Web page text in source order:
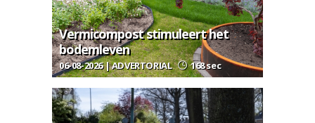
Vermicompost stimuleert het
bodemleven
06-08-2026 | ADVERTORIAL 168 sec